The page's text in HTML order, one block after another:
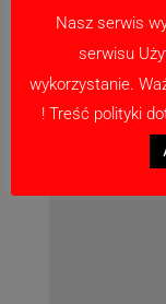
Prześlij
Twój adres
Wymagane
Nasz serwis
serwisu
wykorzystanie.
! Treść polityki